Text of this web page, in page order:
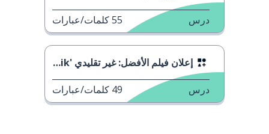
درس 55كلمات/عبارات
إعلان فيلم الأفضل: غير تقليدي 'Top Gun: Maverik'
درس 49 كلمات/عبارات